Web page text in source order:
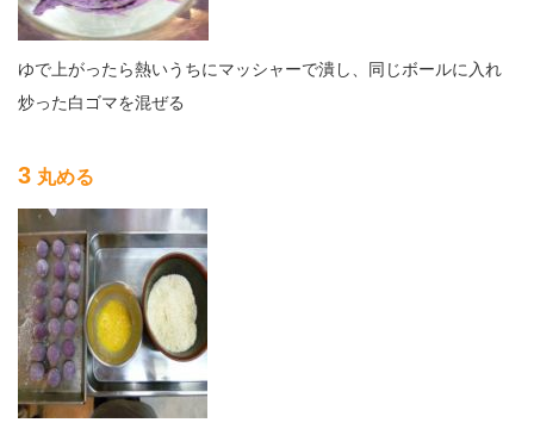
ゆで上がったら熱いうちにマッシャーで潰し、同じボールに入れ
炒った白ゴマを混ぜる
3 丸める